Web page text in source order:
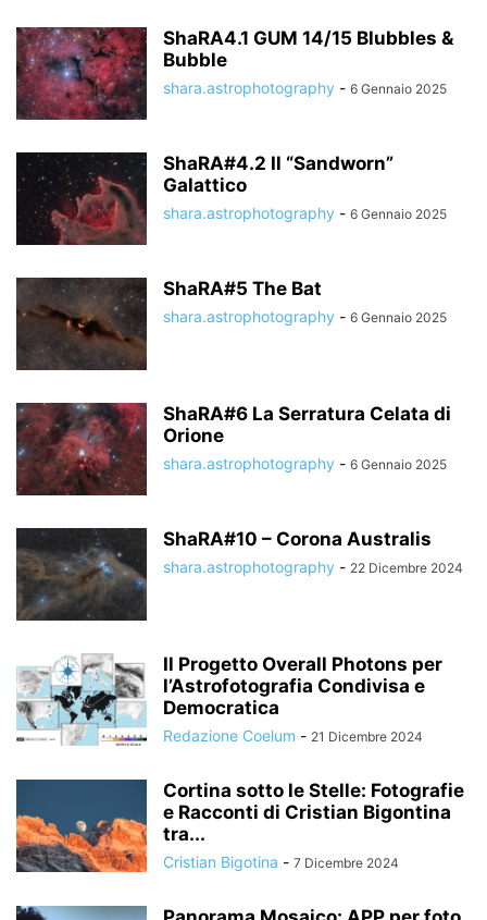
ShaRA4.1 GUM 14/15 Blubbles &
Bubble
shara.astrophotography - 6 Gennaio 2025
ShaRA#4.2 Il “Sandworn”
Galattico
shara.astrophotography - 6 Gennaio 2025
ShaRA#5 The Bat
shara.astrophotography - 6 Gennaio 2025
ShaRA#6 La Serratura Celata di
Orione
shara.astrophotography - 6 Gennaio 2025
ShaRA#10 – Corona Australis
shara.astrophotography - 22 Dicembre 2024
Il Progetto Overall Photons per
l’Astrofotografia Condivisa e
Democratica
Redazione Coelum - 21 Dicembre 2024
Cortina sotto le Stelle: Fotografie
e Racconti di Cristian Bigontina
tra...
Cristian Bigotina - 7 Dicembre 2024